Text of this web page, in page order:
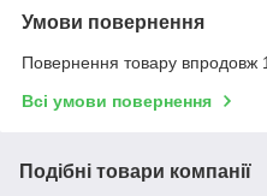
Умови повернення
Повернення товару впродовж
Всі умови повернення
Подібні товари компанії